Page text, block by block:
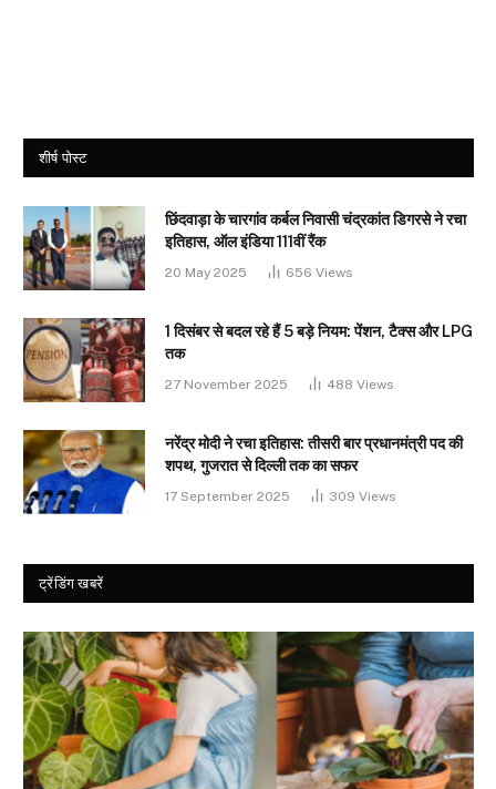
शीर्ष पोस्ट
छिंदवाड़ा के चारगांव कर्बल निवासी चंद्रकांत डिगरसे ने रचा
इतिहास, ऑल इंडिया 111वीं रैंक
20 May 2025 656 Views
1 दिसंबर से बदल रहे हैं 5 बड़े नियम: पेंशन, टैक्स और LPG
तक
27 November 2025 488 Views
नरेंद्र मोदी ने रचा इतिहास: तीसरी बार प्रधानमंत्री पद की
शपथ, गुजरात से दिल्ली तक का सफर
17 September 2025 309 Views
ट्रेंडिंग खबरें